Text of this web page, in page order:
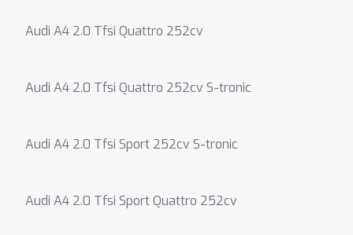
Audi A4 2.0 Tfsi Quattro 252cv
Audi A4 2.0 Tfsi Quattro 252cv S-tronic
Audi A4 2.0 Tfsi Sport 252cv S-tronic
Audi A4 2.0 Tfsi Sport Quattro 252cv